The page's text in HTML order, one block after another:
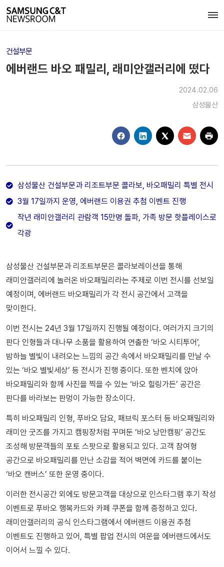
건설부문
에버랜드 바오 패밀리, 래미안갤러리에 떴다
2024.02.06
삼성물산
삼성물산 건설부문과 리조트부문 콜라보, 바오패밀리 특별 전시
3월 17일까지 운영, 에버랜드 이용권 추첨 이벤트 진행
작년 래미안갤러리 관람객 15만명 돌파, 가족 방문 핫플레이스로
각광
삼성물산 건설부문과 리조트부문은 콜라보레이션을 통해
래미안갤러리에 놀러온 바오패밀리라는 주제로 이번 전시를 선보일
예정이며, 에버랜드 바오패밀리가 각 전시 공간에서 고객을
맞이한다.
이번 전시는 24년 3월 17일까지 진행될 예정이다. 여러가지 크기의
판다 인형들과 대나무 소품을 활용하여 연출한 ‘바오 시티투어’,
밤하늘 별빛이 내려오는 느낌의 공간 속에서 바오패밀리를 만날 수
있는 ‘바오 별빛세상’ 등 전시가 진행 중이다. 또한 벤치에 앉아
바오패밀리와 함께 사진을 찍을 수 있는 ‘바오 힐링가든’ 공간은
판다를 바라보는 판멍이 가능한 장소이다.
특히 바오패밀리 인형, 푸바오 담요, 패브릭 포스터 등 바오패밀리와
래미안 굿즈를 가지고 캠핑장처럼 꾸며둔 ‘바오 낭만캠핑’ 공간도
조성해 방문객들의 포토 스팟으로 활용되고 있다. 고객 참여형
공간으로 바오패밀리를 만난 소감을 적어 벽면에 카드를 붙이는
‘바오 캔버스’ 또한 운영 중이다.
이러한 전시공간 외에도 방문고객을 대상으로 인스타그램 후기 작성
이벤트로 푸바오 행복카드와 카페 쿠폰을 함께 증정하고 있다.
래미안갤러리의 공식 인스타그램에서 에버랜드 이용권 추첨
이벤트도 진행하고 있어, 특별 팝업 전시의 여운을 에버랜드에서도
이어서 느낄 수 있다.